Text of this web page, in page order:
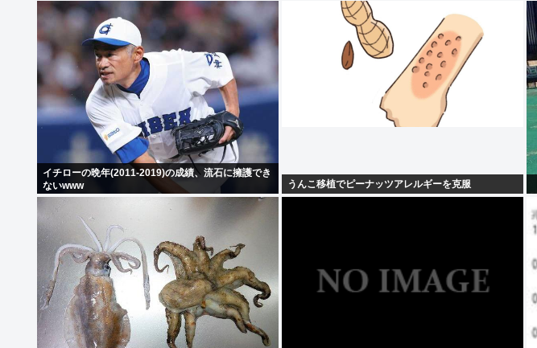
イチローの晩年(2011-2019)の成績、流石に擁護でき
ないwww
うんこ移植でピーナッツアレルギーを克服